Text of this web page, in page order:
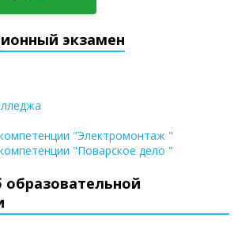
экзамен
"Электромонтаж "
"Поварское дело "
образовательной